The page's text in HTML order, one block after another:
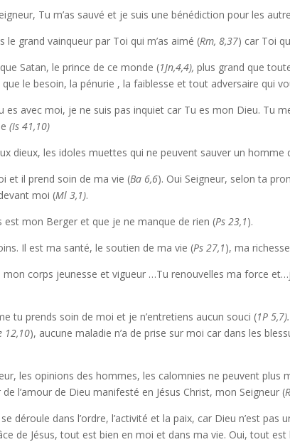
Tu m’as sauvé et je suis une bénédiction pour les
le grand vainqueur par Toi qui m’as aimé (Rm, 8,37) car Toi
Satan, le prince de ce monde (1Jn,4,4), plus grand que
le besoin, la pénurie , la faiblesse et tout adversaire qui
es avec moi, je ne suis pas inquiet car Tu es mon Dieu. Tu
(Is 41,10)
dieux, les idoles muettes qui ne peuvent sauver un homme
et il prend soin de ma vie (Ba 6,6). Oui Seigneur, selon ta
moi (Ml 3,1).
est mon Berger et que je ne manque de rien (Ps 23,1).
Il est ma santé, le soutien de ma vie (Ps 27,1), ma
mon corps jeunesse et vigueur …Tu renouvelles ma force
tu prends soin de moi et je n’entretiens aucun souci (1P 5,7).
12,10), aucune maladie n’a de prise sur moi car dans les
les opinions des hommes, les calomnies ne peuvent plus
l’amour de Dieu manifesté en Jésus Christ, mon Seigneur (
déroule dans l’ordre, l’activité et la paix, car Dieu n’est pas
de Jésus, tout est bien en moi et dans ma vie. Oui, tout est